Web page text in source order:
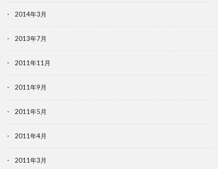
2014年3月
2013年7月
2011年11月
2011年9月
2011年5月
2011年4月
2011年3月